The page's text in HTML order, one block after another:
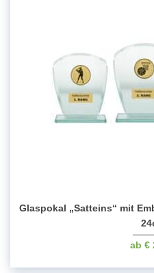
Glaspokal „Satteins“ mit
€